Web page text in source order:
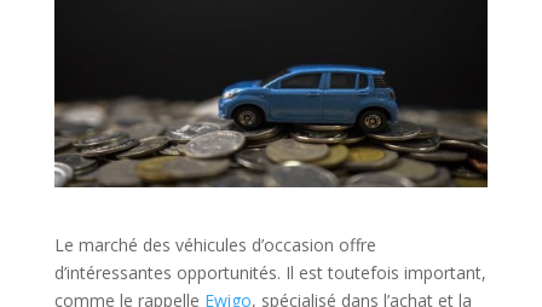
Le marché des véhicules d’occasion offre
d’intéressantes opportunités. Il est toutefois important,
comme le rappelle Ewigo, spécialisé dans l’achat et la